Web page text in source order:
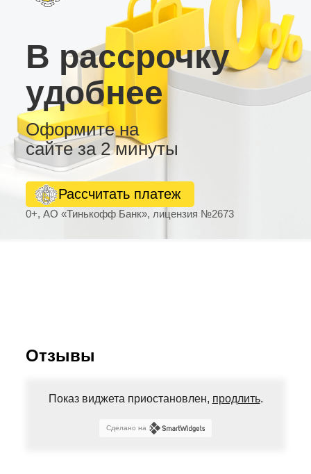
В рассрочку
удобнее
Оформите на
сайте за 2 минуты
0+, АО «Тинькофф Банк», лицензия №2673
Рассчитать платеж
Отзывы
Показ виджета приостановлен, продлить.
Сделано на